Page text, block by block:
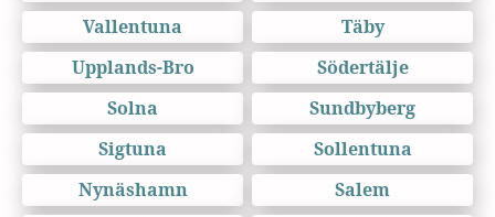
Vallentuna
Täby
Upplands-Bro
Södertälje
Solna
Sundbyberg
Sigtuna
Sollentuna
Nynäshamn
Salem